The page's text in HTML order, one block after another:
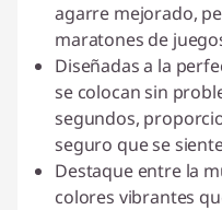
agarre mejorado,
maratones de
Diseñadas a la
se colocan sin
segundos,
seguro que se
Destaque entre la
colores vibrantes